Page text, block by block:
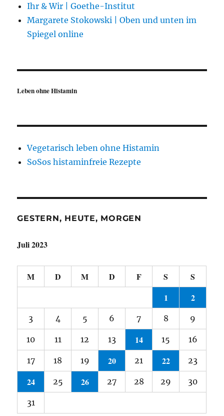
Ihr & Wir | Goethe-Institut
Margarete Stokowski | Oben und unten im
Spiegel online
Leben ohne Histamin
Vegetarisch leben ohne Histamin
SoSos histaminfreie Rezepte
GESTERN, HEUTE, MORGEN
Juli 2023
M D M D F S
S
1
2
3 4 5 6 7 8 9
10 11 12 13 14 15 16
17 18 19 20 21 22 23
24 25 26 27 28 29 30
31